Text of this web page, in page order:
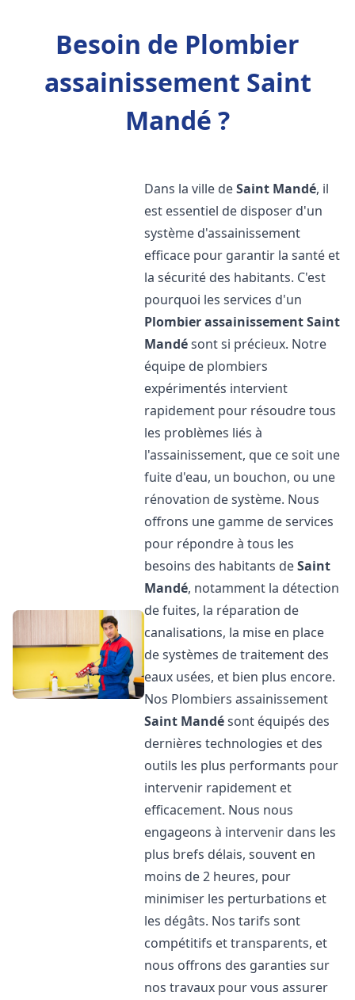
Besoin de Plombier
assainissement Saint
Mandé ?
Dans la ville deSaint Mandé, il
est essentiel de disposer d'un
système d'assainissement
efficace pour garantir la santé et
la sécurité des habitants. C'est
pourquoi les services d'un
Plombier assainissementSaint
Mandésont si précieux. Notre
équipe de plombiers
expérimentés intervient
rapidement pour résoudre tous
les problèmes liés à
l'assainissement, que ce soit une
fuite d'eau, un bouchon, ou une
rénovation de système. Nous
offrons une gamme de services
pour répondre à tous les
besoins des habitants deSaint
Mandé, notamment la détection
de fuites, la réparation de
canalisations, la mise en place
de systèmes de traitement des
eaux usées, et bien plus encore.
Nos Plombiers assainissement
Saint Mandésont équipés des
dernières technologies et des
outils les plus performants pour
intervenir rapidement et
efficacement. Nous nous
engageons à intervenir dans les
plus brefs délais, souvent en
moins de 2 heures, pour
minimiser les perturbations et
les dégâts. Nos tarifs sont
compétitifs et transparents, et
nous offrons des garanties sur
nos travaux pour vous assurer